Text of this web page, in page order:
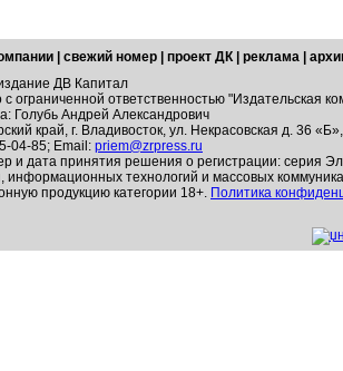
свежий номер проект ДК реклама
ДВ Капитал
ограниченной ответственностью "Издательская
Голубь Андрей Александрович
край, г. Владивосток, ул. Некрасовская д. 36
04-85; Email: priem@zrpress.ru
и дата принятия решения о регистрации: серия
информационных технологий и массовых
продукцию категории 18+. Политика